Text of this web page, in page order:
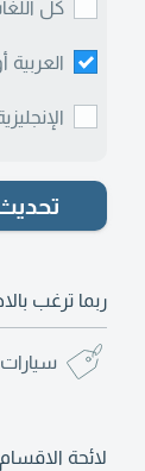
كل
العربية
ربما ترغب
سيارات
لائحة الاقسام